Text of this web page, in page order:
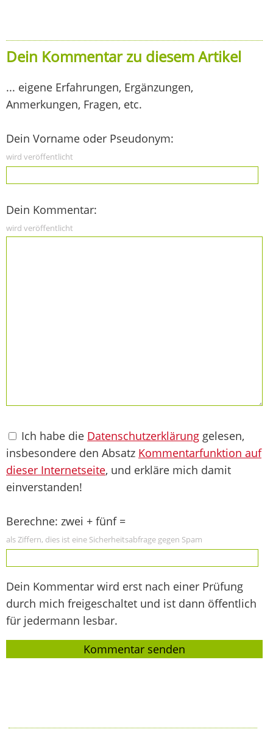
Dein Kommentar zu diesem Artikel
... eigene Erfahrungen, Ergänzungen,
Anmerkungen, Fragen, etc.
Dein Vorname oder Pseudonym:
wird veröffentlicht
Dein Kommentar:
wird veröffentlicht
Ich habe die Datenschutzerklärung gelesen,
insbesondere den Absatz Kommentarfunktion auf
dieser Internetseite, und erkläre mich damit
einverstanden!
Berechne: zwei + fünf =
als Ziffern, dies ist eine Sicherheitsabfrage gegen Spam
Dein Kommentar wird erst nach einer Prüfung
durch mich freigeschaltet und ist dann öffentlich
für jedermann lesbar.